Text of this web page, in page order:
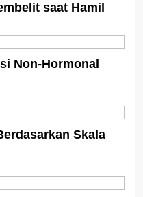
saat Hamil
Non-Hormonal
Skala